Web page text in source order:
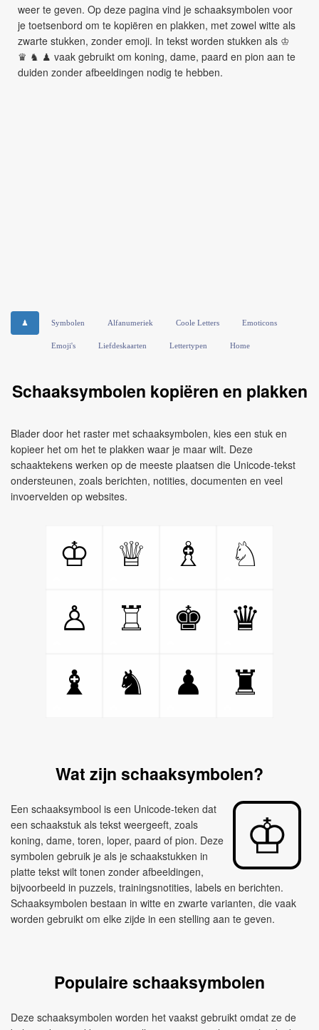
weer te geven. Op deze pagina vind je schaaksymbolen voor
je toetsenbord om te kopiëren en plakken, met zowel witte als
zwarte stukken, zonder emoji. In tekst worden stukken als ♔
♛ ♞ ♟ vaak gebruikt om koning, dame, paard en pion aan te
duiden zonder afbeeldingen nodig te hebben.
♟ Symbolen Alfanumeriek Coole Letters Emoticons
Emoji's Liefdeskaarten Lettertypen Home
Schaaksymbolen kopiëren en plakken
Blader door het raster met schaaksymbolen, kies een stuk en
kopieer het om het te plakken waar je maar wilt. Deze
schaaktekens werken op de meeste plaatsen die Unicode-tekst
ondersteunen, zoals berichten, notities, documenten en veel
invoervelden op websites.
♔ ♕ ♗
♘
♙
♖ ♚
♛
♝
♞ ♟ ♜
Wat zijn schaaksymbolen?
Een schaaksymbool is een Unicode-teken dat
een schaakstuk als tekst weergeeft, zoals
koning, dame, toren, loper, paard of pion. Deze
symbolen gebruik je als je schaakstukken in
platte tekst wilt tonen zonder afbeeldingen,
bijvoorbeeld in puzzels, trainingsnotities, labels en berichten.
Schaaksymbolen bestaan in witte en zwarte varianten, die vaak
worden gebruikt om elke zijde in een stelling aan te geven.
Populaire schaaksymbolen
Deze schaaksymbolen worden het vaakst gebruikt omdat ze de